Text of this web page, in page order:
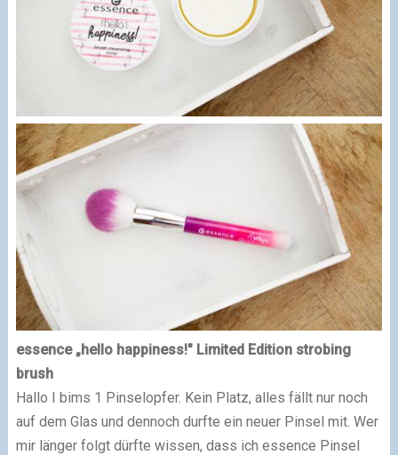
essence „hello happiness!" Limited Edition strobing
brush
Hallo I bims 1 Pinselopfer. Kein Platz, alles fällt nur noch
auf dem Glas und dennoch durfte ein neuer Pinsel mit. Wer
mir länger folgt dürfte wissen, dass ich essence Pinsel